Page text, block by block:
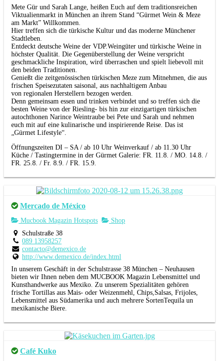
Mete Gür und Sarah Lange, heißen Euch auf dem traditionsreichen
Viktualienmarkt in München an ihrem Stand “Gürmet Wein & Meze
am Markt” Willkommen.
Hier treffen sich die türkische Kultur und das moderne Münchener
Stadtleben.
Entdeckt deutsche Weine der VDP.Weingüter und türkische Weine in
höchster Qualität. Die Gegenüberstellung der Weine verspricht
geschmackliche Inspiration, wird überraschen und spielt liebevoll mit
den beiden Traditionen.
Genießt die zeitgenössischen türkischen Meze zum Mitnehmen, die aus
frischen Speisezutaten saisonal, aus nachhaltigem Anbau
von regionalen Herstellern bezogen werden.
Denn gemeinsam essen und trinken verbindet und so treffen sich die
besten Weine von der Riesling- bis hin zur einzigartigen türkischen
autochthonen Narince Weintraube bei Pete und Sarah und nehmen
euch mit auf eine kulinarische und inspirierende Reise. Das ist
„Gürmet Lifestyle“.
Öffnungszeiten DI – SA / ab 10 Uhr Weinverkauf / ab 11.30 Uhr
Küche / Tastingtermine in der Gürmet Galerie: FR. 11.8. / MO. 14.8. /
FR. 25.8. / Fr. 8.9. / FR. 15.9.
Mercado de México
Mucbook Magazin Hotspots
Shop
Schulstraße 38
089 13958257
contacto@demexico.de
http://www.demexico.de/index.html
In unserem Geschäft in der Schulstrasse 38 München – Neuhausen
bieten wir Ihnen neben dem MUCBOOK Magazin Lebensmittel und
Kunsthandwerke aus Mexiko. Zu unserem Spezialitäten gehören
frische Tortillas aus Mais- oder Weizenmehl, Chips,Salsas, Frijoles,
Lebensmittel aus Südamerika und auch mehrere SortenTequila un
mexikanische Biere.
Café Kuko